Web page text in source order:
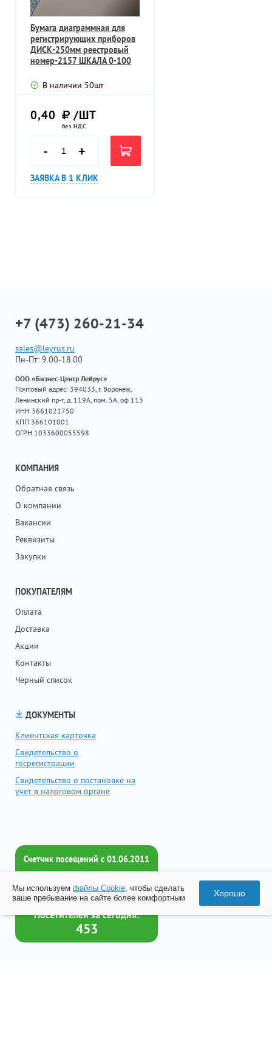
Бумага диаграммная для
регистрирующих приборов
ДИСК-250мм реестровый
номер-2157 ШКАЛА 0-100
В наличии 50шт
0,40 /ШТ
без НДС
- +
ЗАЯВКА В 1 КЛИК
+7 (473) 260-21-34
sales@leyrus.ru
Пн-Пт: 9.00-18.00
ООО «Бизнес-Центр Лейрус»
Почтовый адрес: 394033, г. Воронеж,
Ленинский пр-т, д. 119А, пом. 5А, оф 113
ИНН 3661021750
КПП 366101001
ОГРН 1033600055598
КОМПАНИЯ
Обратная связь
О компании
Вакансии
Реквизиты
Закупки
ПОКУПАТЕЛЯМ
Оплата
Доставка
Акции
Контакты
Черный список
ДОКУМЕНТЫ
Клиентская карточка
Свидетельство о
госрегистрации
Свидетельство о постановке на
учет в налоговом органе
Счетчик посещений c 01.06.2011
Всего посетителей:
2017379
Посетителей за сегодня:
453
Мы используем файлы Cookie, чтобы сделать
ваше пребывание на сайте более комфортным
Хорошо